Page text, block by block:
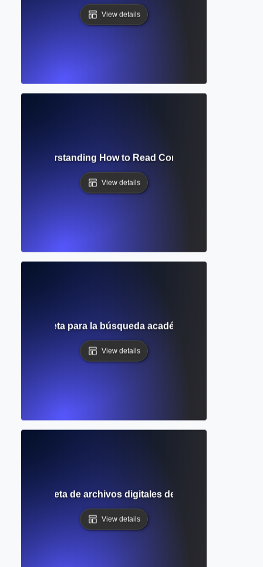
View details
Understanding How to Read Complete Academic
View details
completa para la búsqueda académica gratuita y el
View details
Guía completa de archivos digitales de revistas
View details